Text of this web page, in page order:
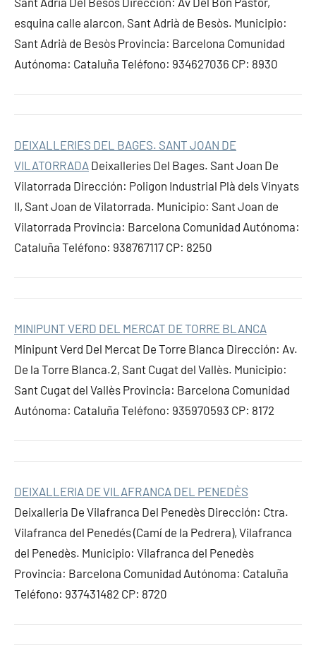
esquina calle alarcon, Sant Adrià de Besòs. Municipio:
Sant Adrià de Besòs Provincia: Barcelona Comunidad
Autónoma: Cataluña Teléfono: 934627036 CP: 8930
DEIXALLERIES DEL BAGES. SANT JOAN DE
VILATORRADA Deixalleries Del Bages. Sant Joan De
Vilatorrada Dirección: Poligon Industrial Plà dels Vinyats
II, Sant Joan de Vilatorrada. Municipio: Sant Joan de
Vilatorrada Provincia: Barcelona Comunidad Autónoma:
Cataluña Teléfono: 938767117 CP: 8250
MINIPUNT VERD DEL MERCAT DE TORRE BLANCA
Minipunt Verd Del Mercat De Torre Blanca Dirección: Av.
De la Torre Blanca.2, Sant Cugat del Vallès. Municipio:
Sant Cugat del Vallès Provincia: Barcelona Comunidad
Autónoma: Cataluña Teléfono: 935970593 CP: 8172
DEIXALLERIA DE VILAFRANCA DEL PENEDÈS
Deixalleria De Vilafranca Del Penedès Dirección: Ctra.
Vilafranca del Penedés (Camí de la Pedrera), Vilafranca
del Penedès. Municipio: Vilafranca del Penedès
Provincia: Barcelona Comunidad Autónoma: Cataluña
Teléfono: 937431482 CP: 8720